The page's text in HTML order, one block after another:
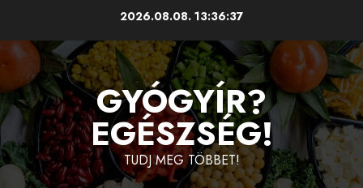
content
2026.08.08. 13:36:38
GYÓGYÍR?
EGÉSZSÉG!
TUDJ MEG TÖBBET!